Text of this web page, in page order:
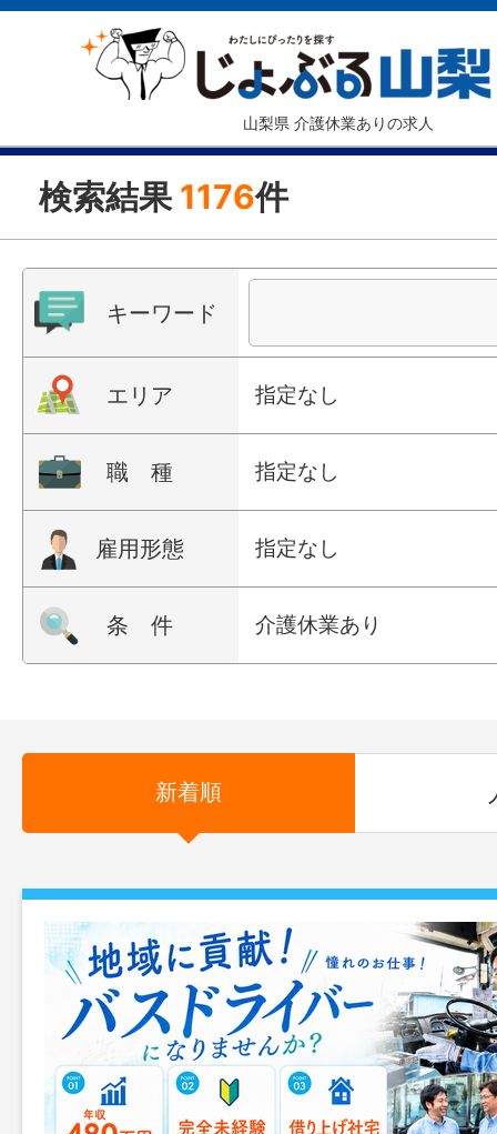
山梨県 介護休業ありの求人
検索結果 1176件
キーワード
エリア 指定なし
職 種 指定なし
雇用形態 指定なし
条 件 介護休業あり
新着順